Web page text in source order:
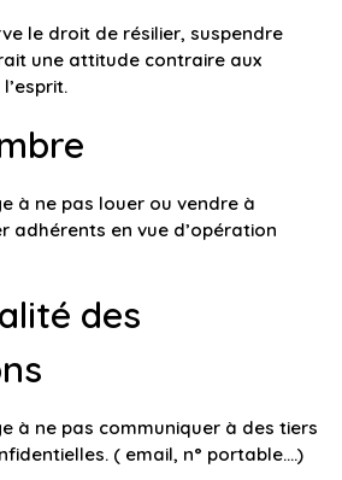
le droit de résilier, suspendre
une attitude contraire aux
à ne pas louer ou vendre à
adhérents en vue d’opération
des
à ne pas communiquer à des tiers
( email, n° portable….)